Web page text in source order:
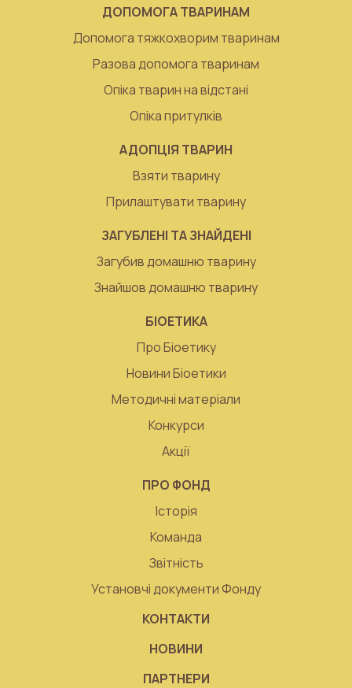
ДОПОМОГА ТВАРИНАМ
Допомога тяжкохворим тваринам
Разова допомога тваринам
Опіка тварин на відстані
Опіка притулків
АДОПЦІЯ ТВАРИН
Взяти тварину
Прилаштувати тварину
ЗАГУБЛЕНІ ТА ЗНАЙДЕНІ
Загубив домашню тварину
Знайшов домашню тварину
БІОЕТИКА
Про Біоетику
Новини Біоетики
Методичні матеріали
Конкурси
Акції
ПРО ФОНД
Історія
Команда
Звітність
Установчі документи Фонду
КОНТАКТИ
НОВИНИ
ПАРТНЕРИ